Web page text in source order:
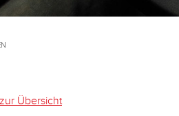
Übersicht